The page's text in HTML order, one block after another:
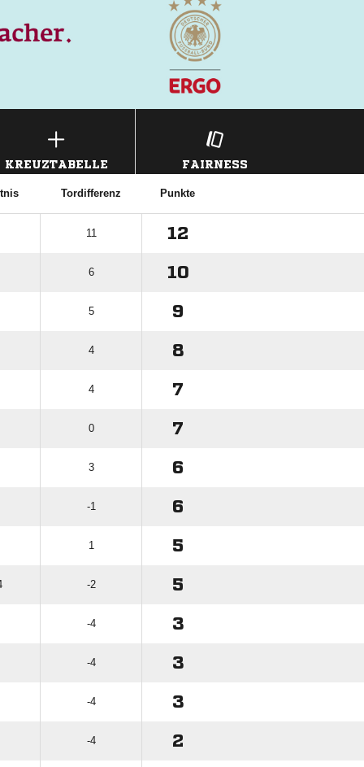
KREUZTABELLE FAIRNESS
Tordifferenz Punkte
11 12
6 10
5 9
4 8
4 7
0 7
3 6
-1 6
1 5
-2 5
-4 3
-4 3
-4 3
-4 2